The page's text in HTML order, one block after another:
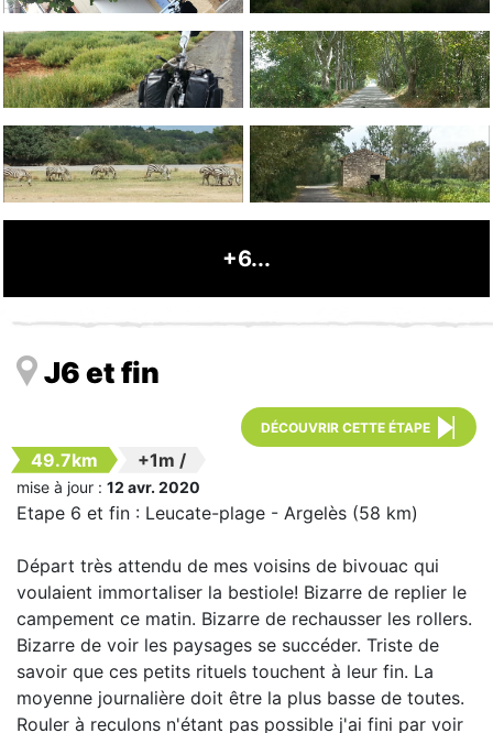
+6...
J6 et fin
DÉCOUVRIR CETTE ÉTAPE
49.7km +1m /
mise à jour : 12 avr. 2020
Etape 6 et fin : Leucate-plage - Argelès (58 km)
Départ très attendu de mes voisins de bivouac qui
voulaient immortaliser la bestiole! Bizarre de replier le
campement ce matin. Bizarre de rechausser les rollers.
Bizarre de voir les paysages se succéder. Triste de
savoir que ces petits rituels touchent à leur fin. La
moyenne journalière doit être la plus basse de toutes.
Rouler à reculons n'étant pas possible j'ai fini par voir